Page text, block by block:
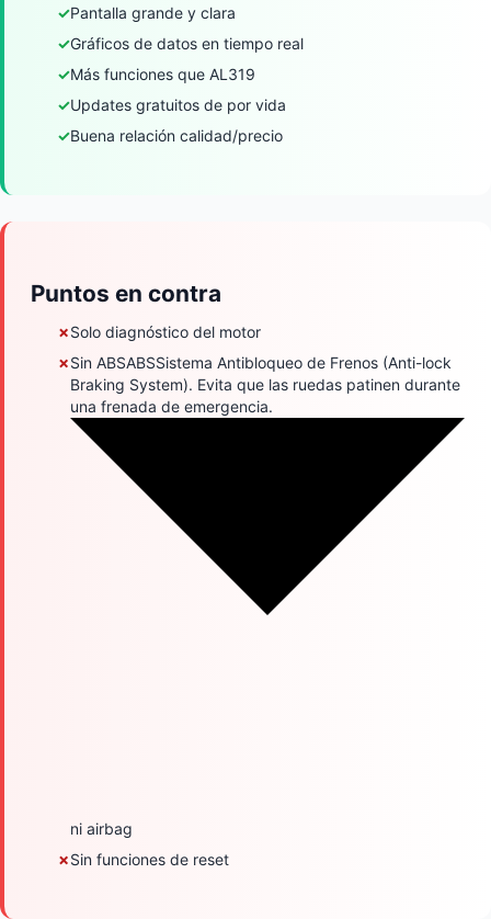
✓Pantalla grande y clara
✓Gráficos de datos en tiempo real
✓Más funciones que AL319
✓Updates gratuitos de por vida
✓Buena relación calidad/precio
Puntos en contra
✗Solo diagnóstico del motor
✗Sin ABSABSSistema Antibloqueo de Frenos (Anti-lock
Braking System). Evita que las ruedas patinen durante
una frenada de emergencia.
ni airbag
✗Sin funciones de reset